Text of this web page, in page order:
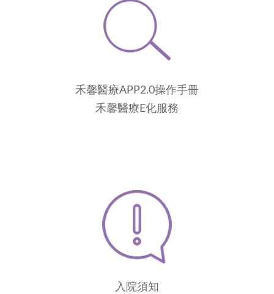
禾馨醫療APP2.0操作手冊
禾馨醫療E化服務
入院須知